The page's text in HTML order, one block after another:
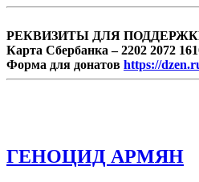
РЕКВИЗИТЫ ДЛЯ
Карта Сбербанка – 2202 2072
Форма для донатов https://
ГЕНОЦИД АРМЯН